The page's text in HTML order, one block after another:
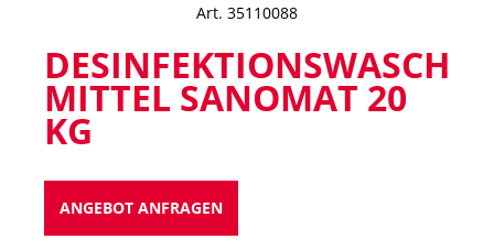
Art. 35110088
DESINFEKTIONSWASCH
MITTEL SANOMAT 20
KG
ANGEBOT ANFRAGEN